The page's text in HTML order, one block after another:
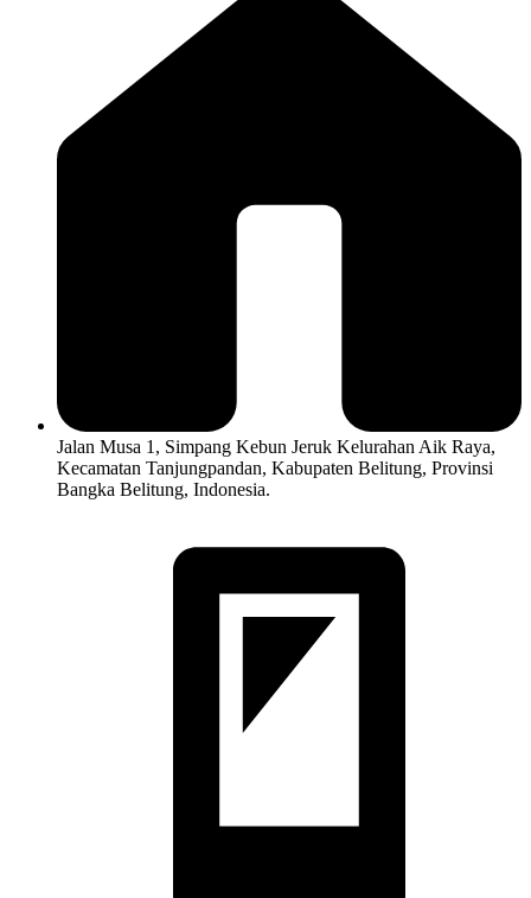
Jalan Musa 1, Simpang Kebun Jeruk Kelurahan Aik Raya,
Kecamatan Tanjungpandan, Kabupaten Belitung, Provinsi
Bangka Belitung, Indonesia.